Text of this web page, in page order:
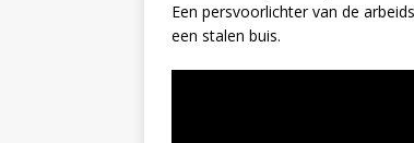
Een persvoorlichter van de
een stalen buis.